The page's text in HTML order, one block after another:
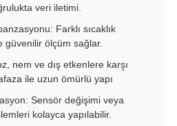
veri iletimi.
Farklı sıcaklık
güvenilir ölçüm sağlar.
nem ve dış etkenlere karşı
ile uzun ömürlü yapı
Sensör değişimi veya
kolayca yapılabilir.